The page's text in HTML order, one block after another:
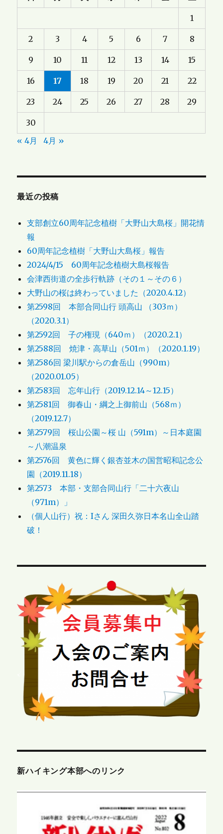
1
2 3 4 5 6 7 8
9 10 11 12 13 14 15
16 17 18 19 20 21 22
23 24 25 26 27 28 29
30
« 4月
4月 »
最近の投稿
支部創立60周年記念植樹「大野山大島桜」開花情
報
60周年記念植樹「大野山大島桜」報告
2024/4/15 60周年記念植樹大島桜報告
会津西街道の全歩行軌跡（その１～その６）
大野山の桜は終わっていました（2020.4.12）
第2598回 本部合同山行 頭高山 （303ｍ）
（2020.3.1）
第2592回 子の権現（640ｍ）（2020.2.1）
第2588回 焼津・高草山（501ｍ）（2020.1.19）
第2586回 梁川駅からの倉岳山（990m）
（2020.01.05）
第2583回 忘年山行（2019.12.14～12.15）
第2581回 御春山・綱之上御前山（568ｍ）
（2019.12.7）
第2579回 桜山公園～桜 山（591m）～日本庭園
～八潮温泉
第2576回 黄色に輝く銀杏並木の国営昭和記念公
園（2019.11.18）
第2573 本部・支部合同山行「二十六夜山
（971m）」
（個人山行）祝：Iさん 深田久弥日本名山全山踏
破！
新ハイキング本部へのリンク